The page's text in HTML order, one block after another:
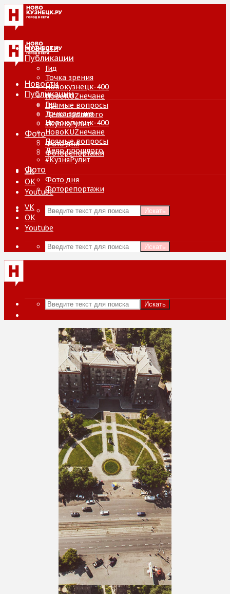
Новости
Публикации
Гид
Точка зрения
Новокузнецк-400
НовоKUZнечане
Прямые вопросы
Дело прошлого
#КузняРулит
Фото
Фото дня
Фоторепортажи
VK
ОК
Youtube
Искать
Новости
Публикации
Гид
Точка зрения
Новокузнецк-400
НовоKUZнечане
Прямые вопросы
Дело прошлого
#КузняРулит
Фото
Фото дня
Фоторепортажи
VK
ОК
Youtube
Искать
Искать